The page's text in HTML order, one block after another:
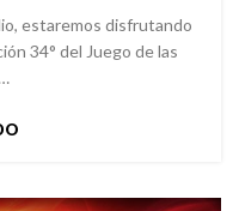
estaremos disfrutando
34° del Juego de las